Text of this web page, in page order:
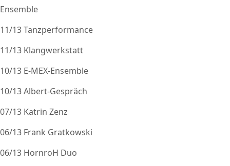
Ensemble
11/13 Tanzperformance
11/13 Klangwerkstatt
10/13 E-MEX-Ensemble
10/13 Albert-Gespräch
07/13 Katrin Zenz
06/13 Frank Gratkowski
06/13 HornroH Duo